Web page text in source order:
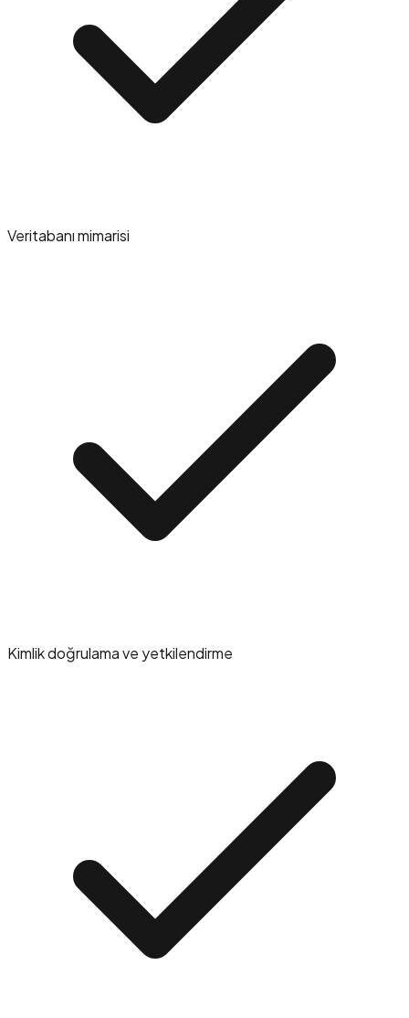
Veritabanı mimarisi
Kimlik doğrulama ve yetkilendirme